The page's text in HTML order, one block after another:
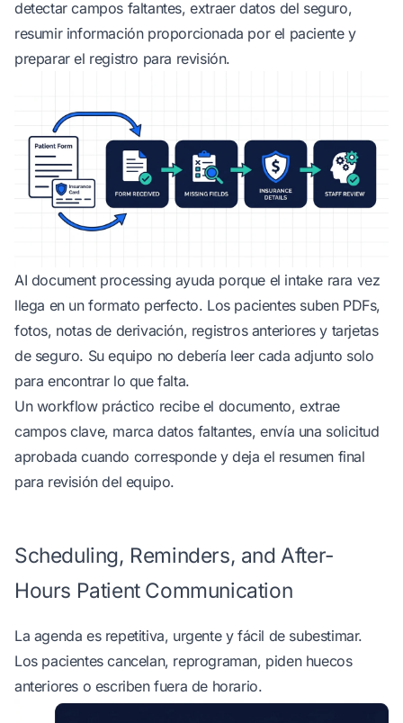
detectar campos faltantes, extraer datos del seguro,
resumir información proporcionada por el paciente y
preparar el registro para revisión.
AI document processing ayuda porque el intake rara vez
llega en un formato perfecto. Los pacientes suben PDFs,
fotos, notas de derivación, registros anteriores y tarjetas
de seguro. Su equipo no debería leer cada adjunto solo
para encontrar lo que falta.
Un workflow práctico recibe el documento, extrae
campos clave, marca datos faltantes, envía una solicitud
aprobada cuando corresponde y deja el resumen final
para revisión del equipo.
Scheduling, Reminders, and After-
Hours Patient Communication
La agenda es repetitiva, urgente y fácil de subestimar.
Los pacientes cancelan, reprograman, piden huecos
anteriores o escriben fuera de horario.